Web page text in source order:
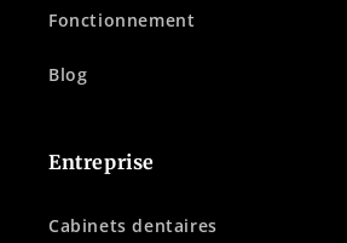
Fonctionnement
Blog
Entreprise
Cabinets dentaires